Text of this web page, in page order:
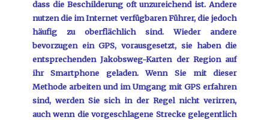
dass die Beschilderung oft unzureichend ist. Andere
nutzen die im Internet verfügbaren Führer, die jedoch
häufig zu oberflächlich sind. Wieder andere
bevorzugen ein GPS, vorausgesetzt, sie haben die
entsprechenden Jakobsweg-Karten der Region auf
ihr Smartphone geladen. Wenn Sie mit dieser
Methode arbeiten und im Umgang mit GPS erfahren
sind, werden Sie sich in der Regel nicht verirren,
auch wenn die vorgeschlagene Strecke gelegentlich